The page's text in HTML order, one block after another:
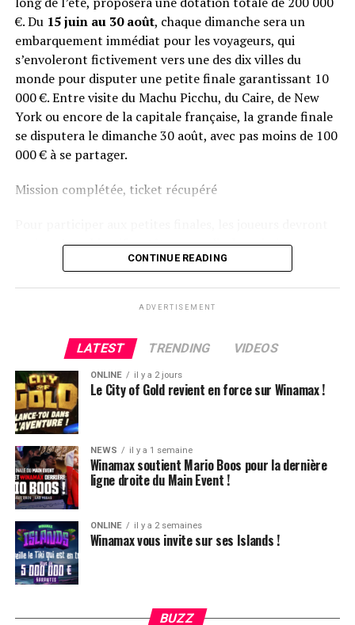
€. Du 15 juin au 30 août, chaque dimanche sera un
embarquement immédiat pour les voyageurs, qui
s’envoleront fictivement vers une des dix villes du
monde pour disputer une petite finale garantissant 10
000 €. Entre visite du Machu Picchu, du Caire, de New
York ou encore de la capitale française, la grande finale
se disputera le dimanche 30 août, avec pas moins de 100
000 € à se partager.
Mission complétée, ticket récupéré
avoir qu’un objectif en tête : remplir des missions
hebdomadaires Sit & Go pour remporter leurs tickets
débloquées, trois au total, ils auront la chance de
tous les joueurs ITM prendront un vol direction la
grande finale accessible sans buy-in !
Plus d’infos sur la page dédiée de Winamax !
CONTINUE READING
ADVERTISEMENT
LATEST TRENDING VIDEOS
ONLINE il y a 2 jours
Le City of Gold revient en force sur Winamax !
NEWS il y a 1 semaine
Winamax soutient Mario Boos pour la dernière
ligne droite du Main Event !
ONLINE il y a 2 semaines
Winamax vous invite sur ses Islands !
BUZZ